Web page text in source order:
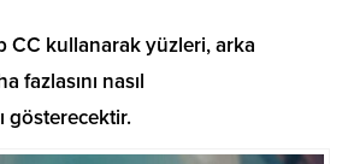
CC kullanarak yüzleri, arka
fazlasını nasıl
gösterecektir.